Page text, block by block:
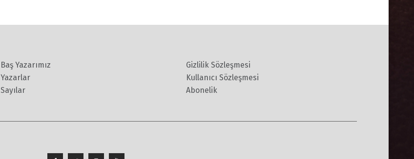
Baş Yazarımız
Yazarlar
Sayılar
Gizlilik Sözleşmesi
Kullanıcı Sözleşmesi
Abonelik